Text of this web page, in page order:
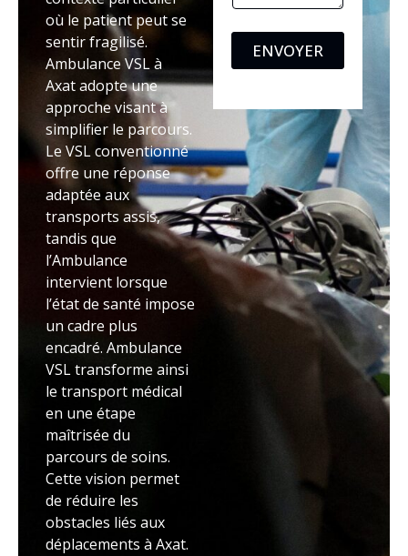
où le patient peut se
sentir fragilisé.
Ambulance VSL à
Axat adopte une
approche visant à
simplifier le parcours.
Le VSL conventionné
offre une réponse
adaptée aux
transports assis,
tandis que
l’Ambulance
intervient lorsque
l’état de santé impose
un cadre plus
encadré. Ambulance
VSL transforme ainsi
le transport médical
en une étape
maîtrisée du
parcours de soins.
Cette vision permet
de réduire les
obstacles liés aux
déplacements à Axat.
ENVOYER